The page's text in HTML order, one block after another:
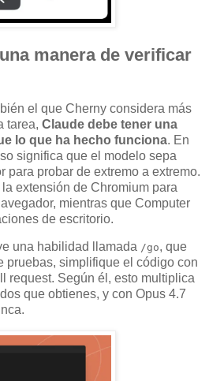
manera de verificar
el que Cherny considera más
tarea, Claude debe tener una
lo que ha hecho funciona. En
significa que el modelo sepa
para probar de extremo a extremo.
extensión de Chromium para
mientras que Computer
de escritorio.
una habilidad llamada /go, que
pruebas, simplifique el código con
request. Según él, esto multiplica
que obtienes, y con Opus 4.7